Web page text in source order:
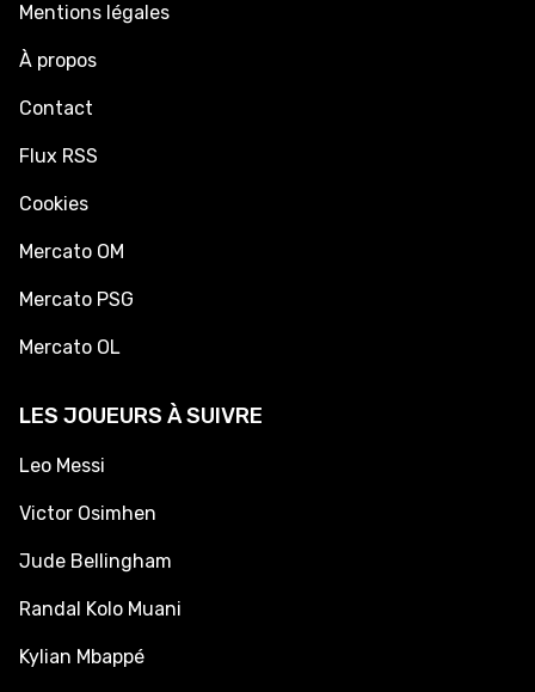
Mentions légales
À propos
Contact
Flux RSS
Cookies
Mercato OM
Mercato PSG
Mercato OL
LES JOUEURS À SUIVRE
Leo Messi
Victor Osimhen
Jude Bellingham
Randal Kolo Muani
Kylian Mbappé